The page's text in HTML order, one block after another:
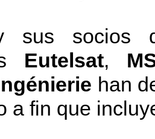
sus socios
Eutelsat,
han
a fin que